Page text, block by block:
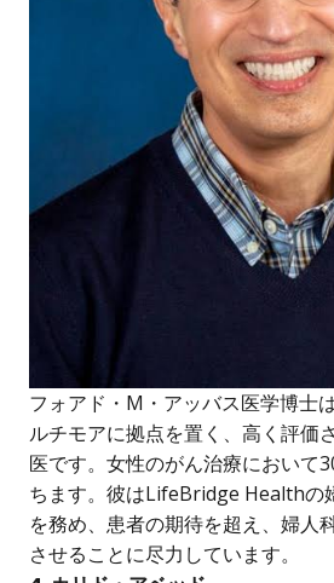
フォアド・M・アッバス医学博士
ルチモアに拠点を置く、高く評価
医です。女性のがん治療において
ちます。彼はLifeBridge Healthの
を務め、患者の期待を超え、婦人
させることに尽力しています。